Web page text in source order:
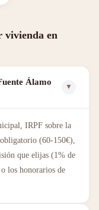
vivienda en
Álamo
▼
IRPF sobre la
(60-150€),
que elijas (1% de
los honorarios de